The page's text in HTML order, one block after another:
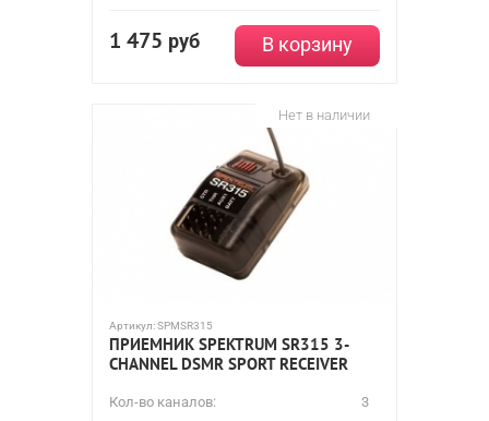
1 475 руб В корзину
Нет в наличии
Артикул:SPMSR315
ПРИЕМНИК SPEKTRUM SR315 3-
CHANNEL DSMR SPORT RECEIVER
Кол-во каналов: 3